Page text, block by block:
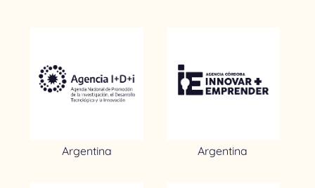
Argentina Argentina